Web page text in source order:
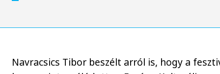
Navracsics Tibor beszélt arról is, hogy a